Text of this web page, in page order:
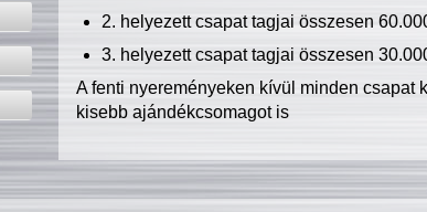
2. helyezett csapat tagjai összesen
3. helyezett csapat tagjai összesen
A fenti nyereményeken kívül minden csapat
kisebb ajándékcsomagot is